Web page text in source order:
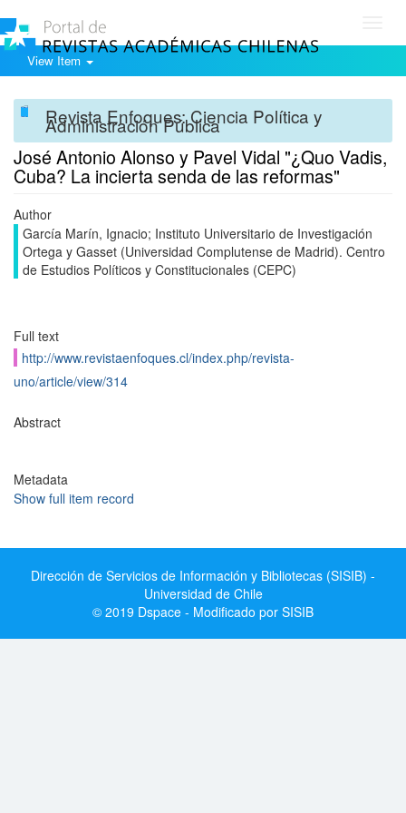
View Item
Revista Enfoques: Ciencia Política y
Administración Pública
José Antonio Alonso y Pavel Vidal "¿Quo Vadis,
Cuba? La incierta senda de las reformas"
Author
García Marín, Ignacio; Instituto Universitario de Investigación
Ortega y Gasset (Universidad Complutense de Madrid). Centro
de Estudios Políticos y Constitucionales (CEPC)
Full text
http://www.revistaenfoques.cl/index.php/revista-
uno/article/view/314
Abstract
Metadata
Show full item record
Dirección de Servicios de Información y Bibliotecas (SISIB) -
Universidad de Chile
© 2019 Dspace - Modificado por SISIB